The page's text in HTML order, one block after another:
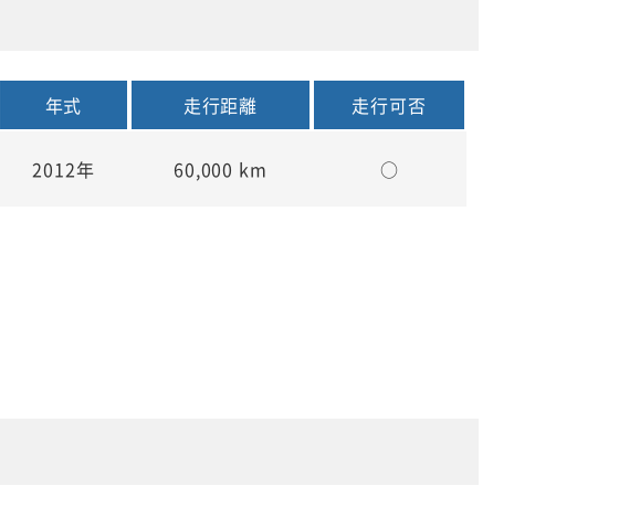
年式 走行距離
走行可否
2012年 60,000 km ○